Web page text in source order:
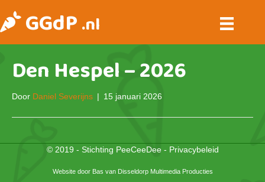
GGdP.nl
Den Hespel – 2026
Door Daniel Severijns | 15 januari 2026
© 2019 - Stichting PeeCeeDee - Privacybeleid
Website door Bas van Disseldorp Multimedia Producties